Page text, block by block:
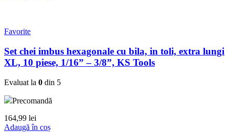
Favorite
Set chei imbus hexagonale cu bila, in toli, extra lungi
XL, 10 piese, 1/16” – 3/8”, KS Tools
Evaluat la 0 din 5
Precomandă
164,99 lei
Adaugă în coș